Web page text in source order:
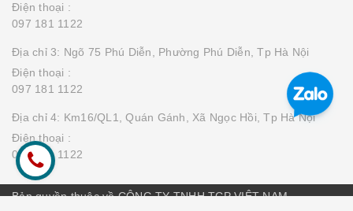
Điện thoại :
097 181 1122
Địa chỉ 3: Ngõ 75 Phú Diễn, Phường Phú Diễn, Tp Hà Nội
Điện thoại :
097 181 1122
Địa chỉ 4: Km16/QL1, Quán Gánh, Xã Ngọc Hồi, Tp Hà Nội
Điện thoại :
097 181 1122
Bản quyền thuộc về CÔNG TY TNHH TCP VIỆT NAM